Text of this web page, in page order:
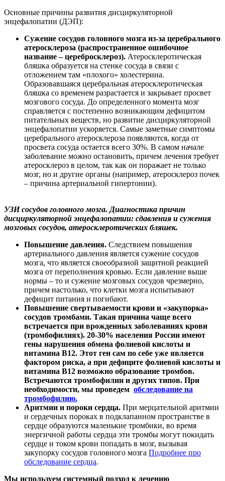
Основные причины развития дисциркуляторной
энцефалопатии (ДЭП):
Сужение сосудов головного мозга из-за церебрального
атеросклероза (распространенное ошибочное
название – церебросклероз). Атеросклеротическая
бляшка образуется на стенке сосуда в связи с
отложением там «плохого» холестерина.
Образовавшаяся церебральная атеросклеротическая
бляшка со временем разрастается и закрывает просвет
мозгового сосуда. До определенного момента мозг
справляется с постепенно возникающим дефицитом
питательных веществ, но развитие дисциркуляторной
энцефалопатии ускоряется. Самые заметные симптомы
церебрального атеросклероза появляются, когда от
просвета сосуда остается всего 30%. В самом начале
заболевание можно остановить, причем лечения требует
атеросклероз в целом, так как он поражает не только
мозг, но и другие органы (например, атеросклероз почек
– причина артериальной гипертонии).
УЗИ сосудов головного мозга. Диагностика причин
дисциркуляторной энцефалопатии: сдавления и сужения
мозговых сосудов, атеросклеротических бляшек.
Повышение давления. Следствием повышения
артериального давления является сужение сосудов
мозга, что является своеобразной защитной реакцией
мозга от переполнения кровью. Если давление выше
нормы – то и сужение мозговых сосудов чрезмерно,
причем настолько, что клетки мозга испытывают
дефицит питания и погибают.
Повышение свертываемости крови и «закупорка»
сосудов тромбами. Такая причина чаще всего
встречается при врожденных заболеваниях крови
(тромбофилиях). 20-30% населения России имеют
гены нарушения обмена фолиевой кислоты и
витамина В12. Этот ген сам по себе уже является
фактором риска, а при дефиците фолиевой кислоты и
витамина В12 возможно образование тромбов.
Встречаются тромбофилии и других типов. При
необходимости, мы проведем обследование на
тромбофилию.
Аритмии и пороки сердца. При мерцательной аритмии
и сердечных пороках в подклапанном пространстве в
сердце образуются маленькие тромбики, во время
энергичной работы сердца эти тромбы могут покидать
сердце и током крови попадать в мозг, вызывая
закупорку сосудов головного мозга Подробнее про
обследование сердца.
Мы используем системный подход к лечению